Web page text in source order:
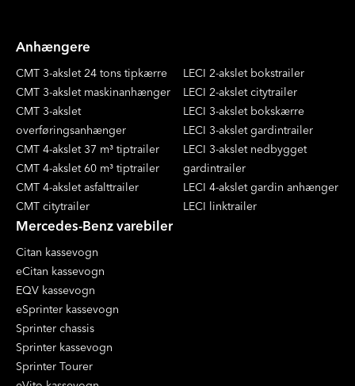
Anhængere
CMT 3-akslet 24 tons tipkærre
CMT 3-akslet maskinanhænger
CMT 3-akslet
overføringsanhænger
CMT 4-akslet 37 m³ tiptrailer
CMT 4-akslet 60 m³ tiptrailer
CMT 4-akslet asfalttrailer
CMT citytrailer
LECI 2-akslet bokstrailer
LECI 2-akslet citytrailer
LECI 3-akslet bokskærre
LECI 3-akslet gardintrailer
LECI 3-akslet nedbygget
gardintrailer
LECI 4-akslet gardin anhænger
LECI linktrailer
Mercedes-Benz varebiler
Citan kassevogn
eCitan kassevogn
EQV kassevogn
eSprinter kassevogn
Sprinter chassis
Sprinter kassevogn
Sprinter Tourer